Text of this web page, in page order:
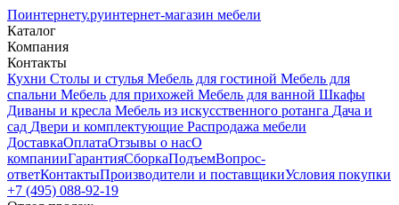
Поинтернету.руинтернет-магазин мебели
Каталог
Компания
Контакты
Кухни Столы и стулья Мебель для гостиной Мебель для
спальни Мебель для прихожей Мебель для ванной Шкафы
Диваны и кресла Мебель из искусственного ротанга Дача и
сад Двери и комплектующие Распродажа мебели
ДоставкаОплатаОтзывы о насО
компанииГарантияСборкаПодъемВопрос-
ответКонтактыПроизводители и поставщикиУсловия покупки
+7 (495) 088-92-19